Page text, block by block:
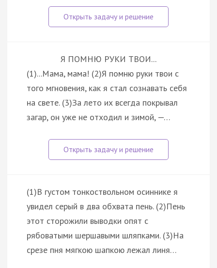
Я ПОМНЮ РУКИ ТВОИ...
(1)...Мама, мама! (2)Я помню руки твои с
того мгновения, как я стал сознавать себя
на свете. (3)За лето их всегда покрывал
загар, он уже не отходил и зимой, —…
(1)В густом тонкоствольном осиннике я
увидел серый в два обхвата пень. (2)Пень
этот сторожили выводки опят с
рябоватыми шершавыми шляпками. (3)На
срезе пня мягкою шапкою лежал линя…